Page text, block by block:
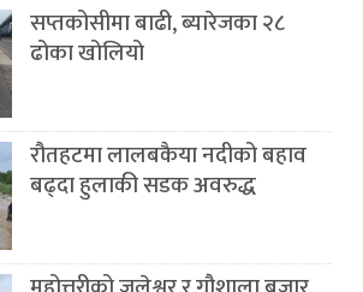
सप्तकोसीमा बाढी, ब्यारेजका २८
ढोका खोलियो
रौतहटमा लालबकैया नदीको बहाव
बढ्दा हुलाकी सडक अवरुद्ध